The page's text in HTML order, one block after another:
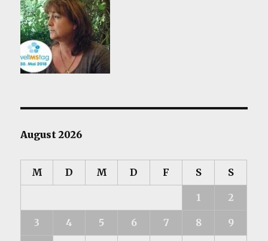
August 2026
M D M D F S S
1 2
3 4 5 6 7 8 9